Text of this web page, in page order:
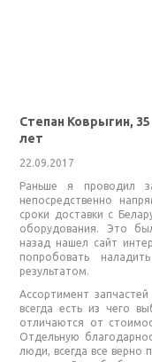
Степан Коврыгин, 35
лет
22.09.2017
Раньше я проводил
непосредственно
сроки доставки с
оборудования. Это
назад нашел сайт
попробовать
результатом.
Ассортимент
всегда есть из чего
отличаются от
Отдельную
люди, всегда все верно